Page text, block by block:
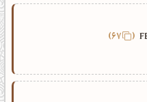
67